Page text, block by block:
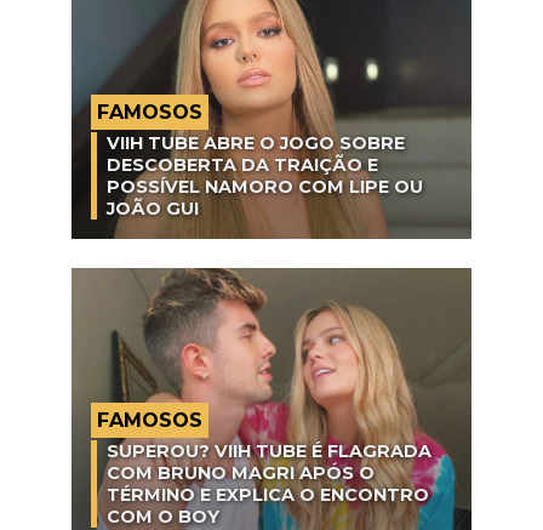
FAMOSOS
VIIH TUBE ABRE O JOGO SOBRE
DESCOBERTA DA TRAIÇÃO E
POSSÍVEL NAMORO COM LIPE OU
JOÃO GUI
FAMOSOS
SUPEROU? VIIH TUBE É FLAGRADA
COM BRUNO MAGRI APÓS O
TÉRMINO E EXPLICA O ENCONTRO
COM O BOY